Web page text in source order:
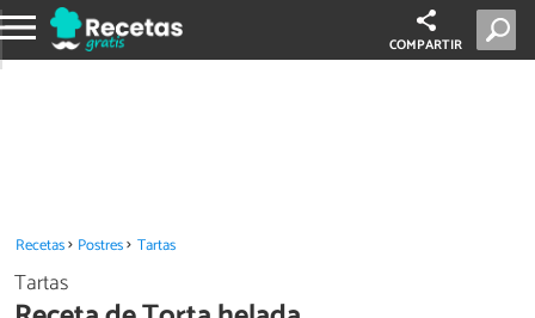
COMPARTIR
Recetas Postres Tartas
Tartas